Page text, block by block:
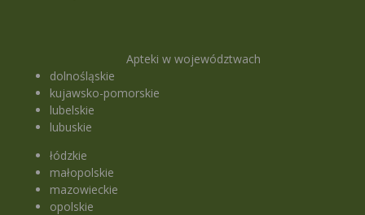
Apteki w województwach
dolnośląskie
kujawsko-pomorskie
lubelskie
lubuskie
łódzkie
małopolskie
mazowieckie
opolskie